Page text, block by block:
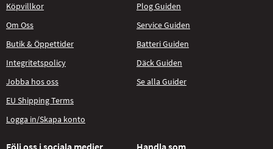
Köpvillkor
Om Oss
Butik & Öppettider
Integritetspolicy
Jobba hos oss
EU Shipping Terms
Logga in/Skapa konto
Plog Guiden
Service Guiden
Batteri Guiden
Däck Guiden
Se alla Guider